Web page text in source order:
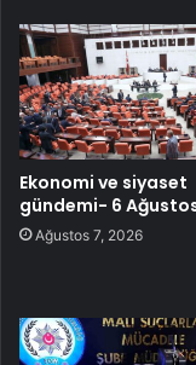
Ekonomi ve siyaset
gündemi- 6
Ağustos 7, 2026